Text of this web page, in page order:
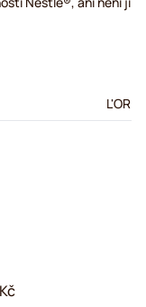
L'OR